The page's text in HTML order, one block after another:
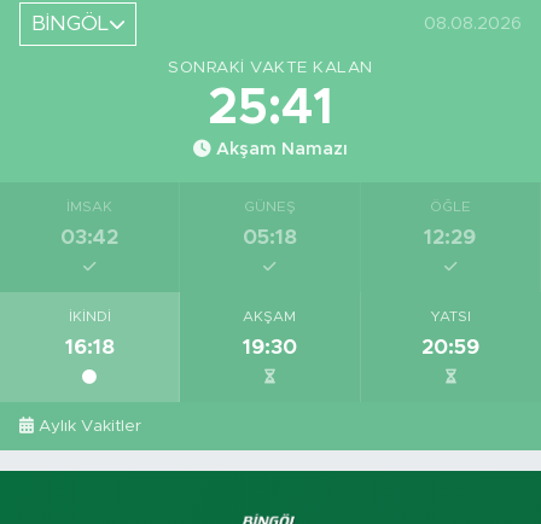
BİNGÖL
08.08.2026
SONRAKI VAKTE KALAN
25:40
Akşam Namazı
İMSAK
03:42
GÜNEŞ
05:18
ÖĞLE
12:29
İKINDI
16:18
AKŞAM
19:30
YATSI
20:59
Aylık Vakitler